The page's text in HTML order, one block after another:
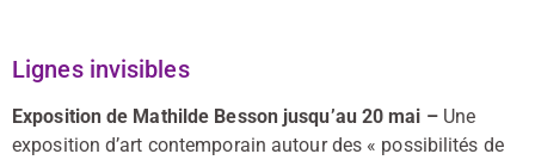
Lignes invisibles
Exposition de Mathilde Besson jusqu’au 20 mai – Une
exposition d’art contemporain autour des « possibilités de